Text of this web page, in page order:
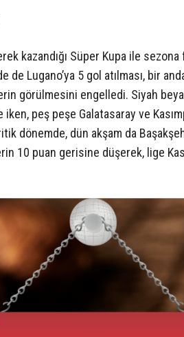
kazandığı Süper Kupa ile sezona
de Lugano’ya 5 gol atılması, bir
görülmesini engelledi. Siyah
peş peşe Galatasaray ve
dönemde, dün akşam da
10 puan gerisine düşerek, lige